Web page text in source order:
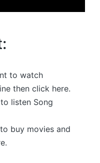
to watch
then click here.
listen Song
buy movies and